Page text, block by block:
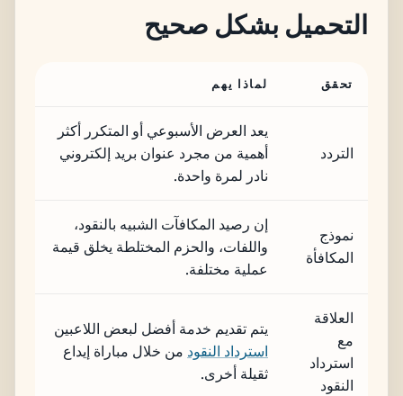
التحميل بشكل صحيح
تحقق لماذا يهم
التردد
يعد العرض الأسبوعي أو المتكرر أكثر
أهمية من مجرد عنوان بريد إلكتروني
نادر لمرة واحدة.
نموذج
المكافأة
إن رصيد المكافآت الشبيه بالنقود،
واللفات، والحزم المختلطة يخلق قيمة
عملية مختلفة.
العلاقة
مع
استرداد
النقود
يتم تقديم خدمة أفضل لبعض اللاعبين
استرداد النقود من خلال مباراة إيداع
ثقيلة أخرى.